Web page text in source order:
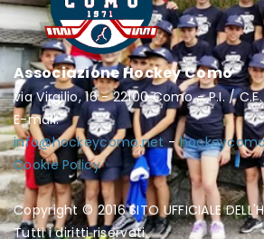
Associazione Hockey Como
via Virgilio, 16 - 22100 Como - P.I. / C.F.
E-mail:
info@hockeycomo.net-
Cookie Policy
Copyright © 2016 SITO UFFICIALE
Tutti i diritti riservati.